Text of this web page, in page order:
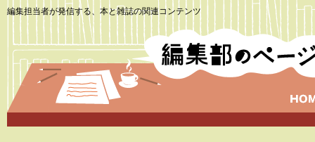
編集担当者が発信する、本と雑誌の関連コンテンツ